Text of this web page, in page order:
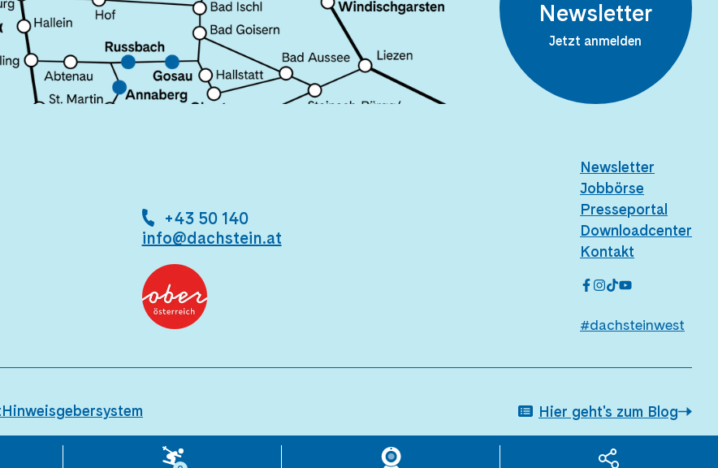
Newsletter
Jetzt anmelden
+43 50 140
info@dachstein.at
Newsletter
Jobbörse
Presseportal
Downloadcenter
Kontakt
#dachsteinwest
Hinweisgebersystem Hier geht's zum Blog